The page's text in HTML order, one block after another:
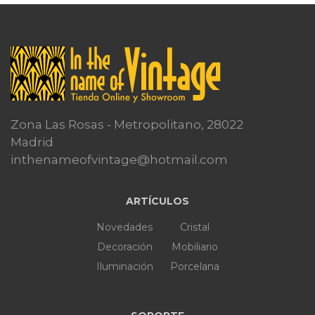
Zona Las Rosas - Metropolitano, 28022
Madrid
inthenameofvintage@hotmail.com
ARTÍCULOS
Novedades
Decoración
Iluminación
Cristal
Mobiliario
Porcelana